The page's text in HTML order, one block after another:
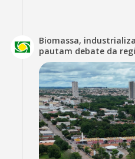
Biomassa,
pautam debate da